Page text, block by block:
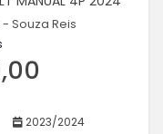
Souza Reis
2023/2024